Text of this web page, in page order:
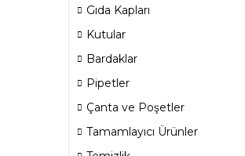
Gıda Kapları
Kutular
Bardaklar
Pipetler
Çanta ve Poşetler
Tamamlayıcı Ürünler